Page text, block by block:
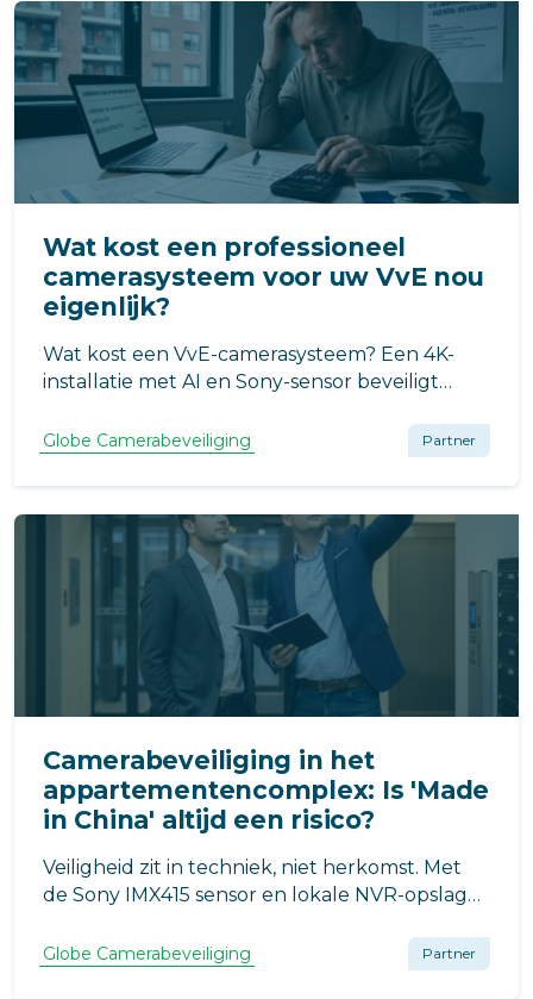
Wat kost een professioneel
camerasysteem voor uw VvE nou
eigenlijk?
Wat kost een VvE-camerasysteem? Een 4K-
installatie met AI en Sony-sensor beveiligt
extern 4G-beheer via Globe Camerabeveiliging
is het systeem direct AVG-proof en technisch
ontzorgd voor de ALV.
Globe Camerabeveiliging Partner
Camerabeveiliging in het
appartementencomplex: Is 'Made
in China' altijd een risico?
Veiligheid zit in techniek, niet herkomst. Met
de Sony IMX415 sensor en lokale NVR-opslag
binnenshuis. Geen cloud-risico’s, maar scherp
beeld en end-to-end beveiliging voor optimale
Globe Camerabeveiliging Partner